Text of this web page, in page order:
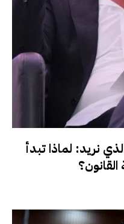
نريد: لماذا تبدأ